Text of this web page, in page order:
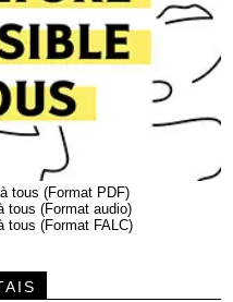
tous (Format PDF)
tous (Format audio)
tous (Format FALC)